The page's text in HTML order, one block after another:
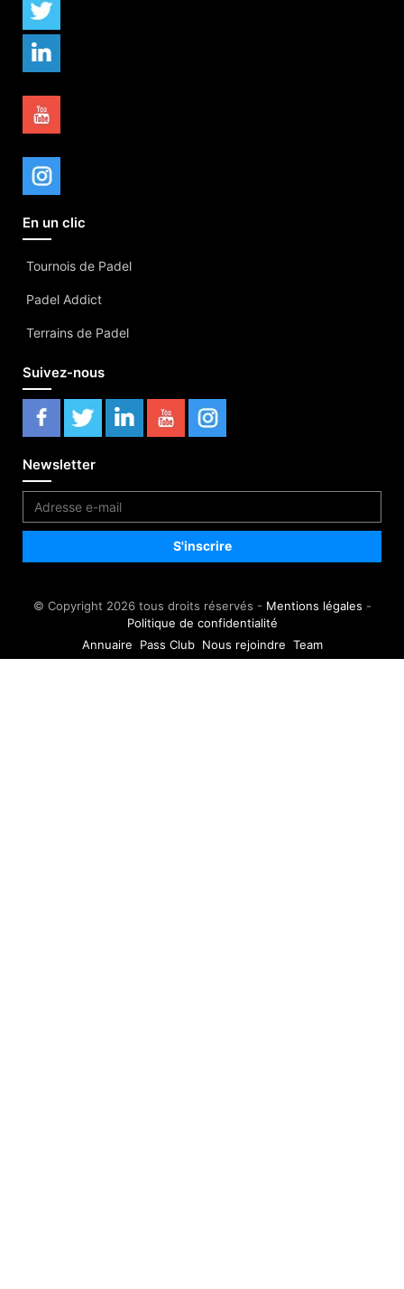
En un clic
Tournois de Padel
Padel Addict
Terrains de Padel
Suivez-nous
Newsletter
© Copyright 2026 tous droits réservés - Mentions légales -
Politique de confidentialité
Annuaire
Pass Club Nous rejoindre Team